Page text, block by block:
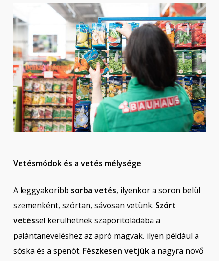
Vetésmódok és a vetés mélysége
A leggyakoribb sorba vetés, ilyenkor a soron belül
szemenként, szórtan, sávosan vetünk. Szórt
vetéssel kerülhetnek szaporítóládába a
palántaneveléshez az apró magvak, ilyen például a
sóska és a spenót. Fészkesen vetjüka nagyra növő